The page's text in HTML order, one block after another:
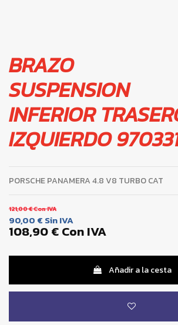
BRAZO
SUSPENSION
INFERIOR
IZQUIERDO
PORSCHE PANAMERA 4.8 V8 TURBO CAT
121,00 €Con IVA
90,00 € Sin IVA
108,90 €Con IVA
Añadir a la cesta